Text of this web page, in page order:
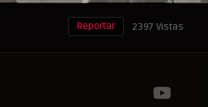
2397 Vistas
Reportar